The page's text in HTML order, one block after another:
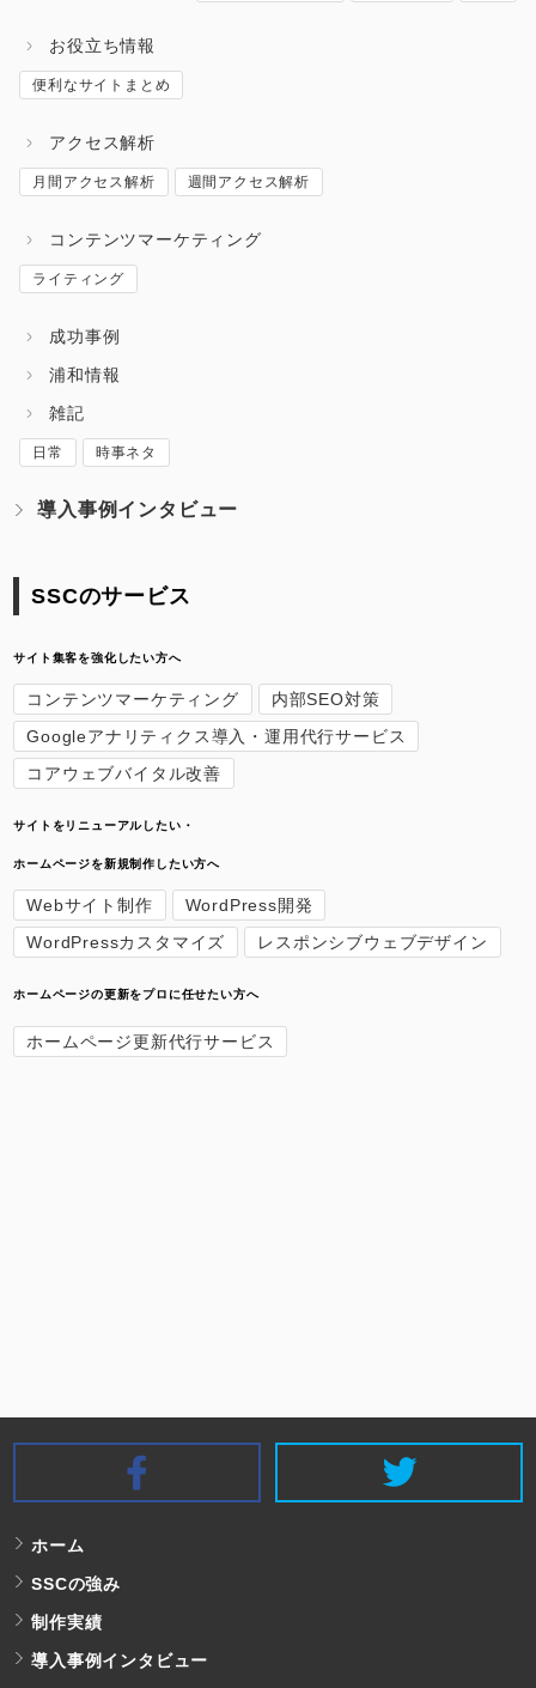
お役立ち情報
便利なサイトまとめ
アクセス解析
月間アクセス解析 週間アクセス解析
コンテンツマーケティング
ライティング
成功事例
浦和情報
雑記
日常 時事ネタ
導入事例インタビュー
SSCのサービス
サイト集客を強化したい方へ
コンテンツマーケティング
内部SEO対策
Googleアナリティクス導入・運用代行サービス
コアウェブバイタル改善
サイトをリニューアルしたい・
ホームページを新規制作したい方へ
Webサイト制作
WordPress開発
WordPressカスタマイズ
レスポンシブウェブデザイン
ホームページの更新をプロに任せたい方へ
ホームページ更新代行サービス
SSC Facebook
ホーム
SSCの強み
制作実績
導入事例インタビュー